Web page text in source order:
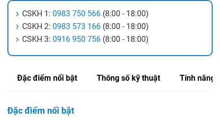
CSKH 1: 0983 750 566 (8:00 - 18:00)
CSKH 2: 0983 573 166 (8:00 - 18:00)
CSKH 3: 0916 950 756 (8:00 - 18:00)
Đặc điểm nổi bật Thông số kỹ thuật Tính năng
Đặc điểm nổi bật